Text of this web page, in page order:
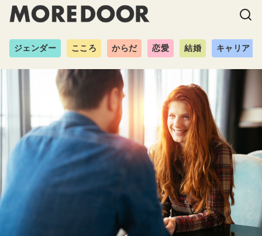
ジェンダー こころ からだ 恋愛 結婚 キャリア